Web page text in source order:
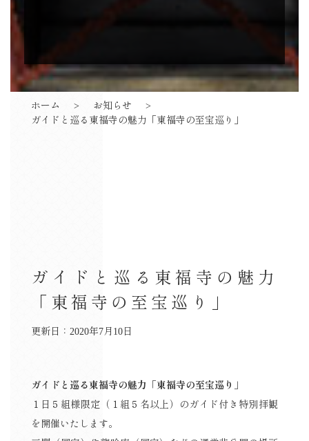
ホーム
お知らせ
ガイドと巡る東福寺の魅力「東福寺の至宝巡り」
ガイドと巡る東福寺の魅力
「東福寺の至宝巡り」
更新日：2020年7月10日
ガイドと巡る東福寺の魅力「東福寺の至宝巡り」
１日５組様限定（１組５名以上）のガイド付き特別拝観
を開催いたします。